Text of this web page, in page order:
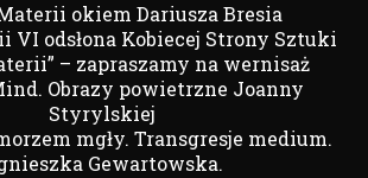
Materii okiem Dariusza Bresia
VI odsłona Kobiecej Strony Sztuki
– zapraszamy na wernisaż
Obrazy powietrzne Joanny
Styrylskiej
mgły. Transgresje medium.
Gewartowska.